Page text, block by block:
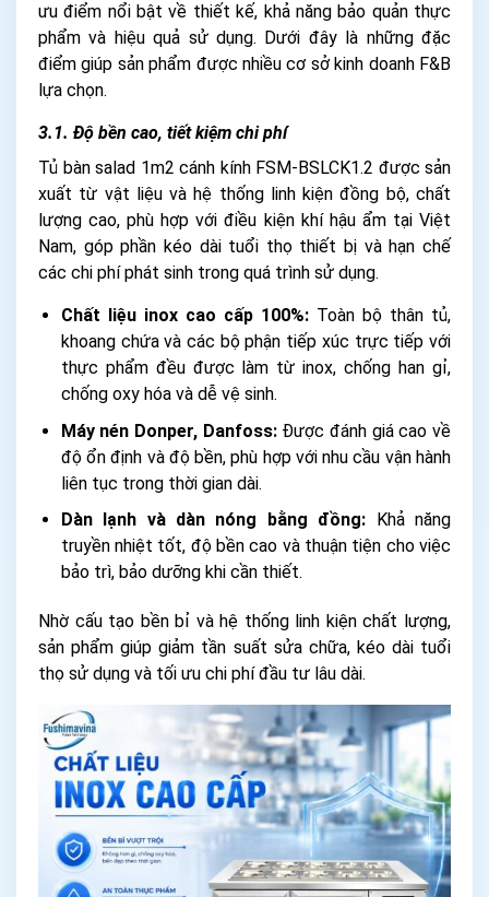
ưu điểm nổi bật về thiết kế, khả năng bảo quản thực
phẩm và hiệu quả sử dụng. Dưới đây là những đặc
điểm giúp sản phẩm được nhiều cơ sở kinh doanh F&B
lựa chọn.
3.1. Độ bền cao, tiết kiệm chi phí
Tủ bàn salad 1m2 cánh kính FSM-BSLCK1.2 được sản
xuất từ vật liệu và hệ thống linh kiện đồng bộ, chất
lượng cao, phù hợp với điều kiện khí hậu ẩm tại Việt
Nam, góp phần kéo dài tuổi thọ thiết bị và hạn chế
các chi phí phát sinh trong quá trình sử dụng.
Chất liệu inox cao cấp 100%:Toàn bộ thân tủ,
khoang chứa và các bộ phận tiếp xúc trực tiếp với
thực phẩm đều được làm từ inox, chống han gỉ,
chống oxy hóa và dễ vệ sinh.
Máy nén Donper, Danfoss:Được đánh giá cao về
độ ổn định và độ bền, phù hợp với nhu cầu vận hành
liên tục trong thời gian dài.
Dàn lạnh và dàn nóng bằng đồng: Khả năng
truyền nhiệt tốt, độ bền cao và thuận tiện cho việc
bảo trì, bảo dưỡng khi cần thiết.
Nhờ cấu tạo bền bỉ và hệ thống linh kiện chất lượng,
sản phẩm giúp giảm tần suất sửa chữa, kéo dài tuổi
thọ sử dụng và tối ưu chi phí đầu tư lâu dài.